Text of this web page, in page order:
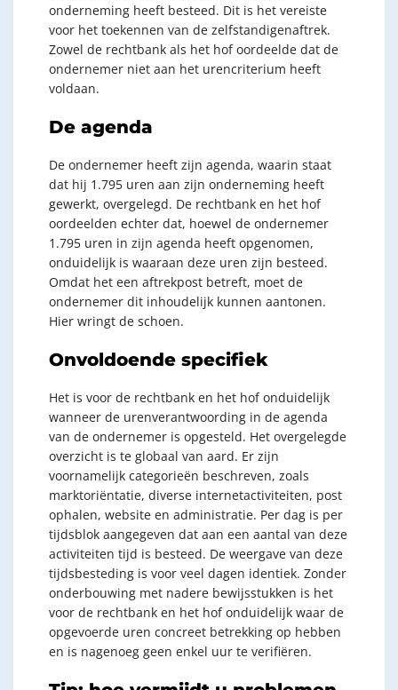
onderneming heeft besteed. Dit is het vereiste
voor het toekennen van de zelfstandigenaftrek.
Zowel de rechtbank als het hof oordeelde dat de
ondernemer niet aan het urencriterium heeft
voldaan.
De agenda
De ondernemer heeft zijn agenda, waarin staat
dat hij 1.795 uren aan zijn onderneming heeft
gewerkt, overgelegd. De rechtbank en het hof
oordeelden echter dat, hoewel de ondernemer
1.795 uren in zijn agenda heeft opgenomen,
onduidelijk is waaraan deze uren zijn besteed.
Omdat het een aftrekpost betreft, moet de
ondernemer dit inhoudelijk kunnen aantonen.
Hier wringt de schoen.
Onvoldoende specifiek
Het is voor de rechtbank en het hof onduidelijk
wanneer de urenverantwoording in de agenda
van de ondernemer is opgesteld. Het overgelegde
overzicht is te globaal van aard. Er zijn
voornamelijk categorieën beschreven, zoals
marktoriëntatie, diverse internetactiviteiten, post
ophalen, website en administratie. Per dag is per
tijdsblok aangegeven dat aan een aantal van deze
activiteiten tijd is besteed. De weergave van deze
tijdsbesteding is voor veel dagen identiek. Zonder
onderbouwing met nadere bewijsstukken is het
voor de rechtbank en het hof onduidelijk waar de
opgevoerde uren concreet betrekking op hebben
en is nagenoeg geen enkel uur te verifiëren.